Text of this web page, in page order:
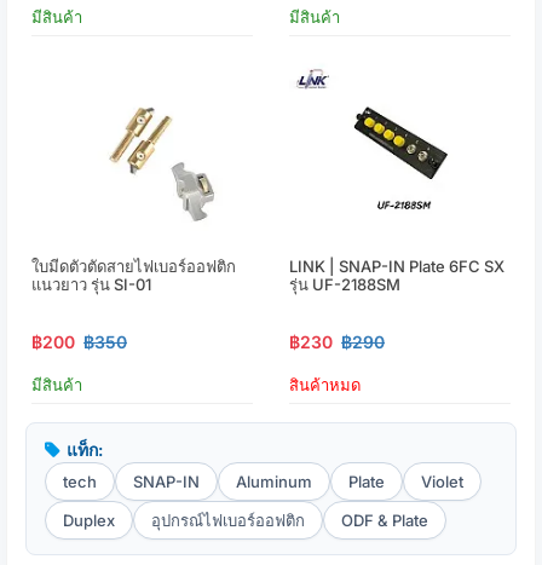
มีสินค้า มีสินค้า
ใบมีดตัวตัดสายไฟเบอร์ออฟติก
แนวยาว รุ่น SI-01
฿200 ฿350
มีสินค้า
LINK | SNAP-IN Plate 6FC SX
รุ่น UF-2188SM
฿230 ฿290
สินค้าหมด
แท็ก:
tech SNAP-IN Aluminum Plate
Violet
Duplex
อุปกรณ์ไฟเบอร์ออฟติก ODF & Plate